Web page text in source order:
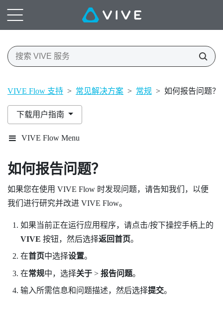
VIVE Flow 支持 > 常见解决方案 > 常规 > 如何报告问题？
下载用户指南
VIVE Flow Menu
如何报告问题？
如果您在使用 VIVE Flow 时发现问题，请告知我们，以便
我们进行研究并改进 VIVE Flow。
如果当前正在运行应用程序，请点击/按下操控手柄上的
VIVE 按钮，然后选择返回首页。
在首页中选择设置。
在常规中，选择关于> 报告问题。
输入所需信息和问题描述，然后选择提交。